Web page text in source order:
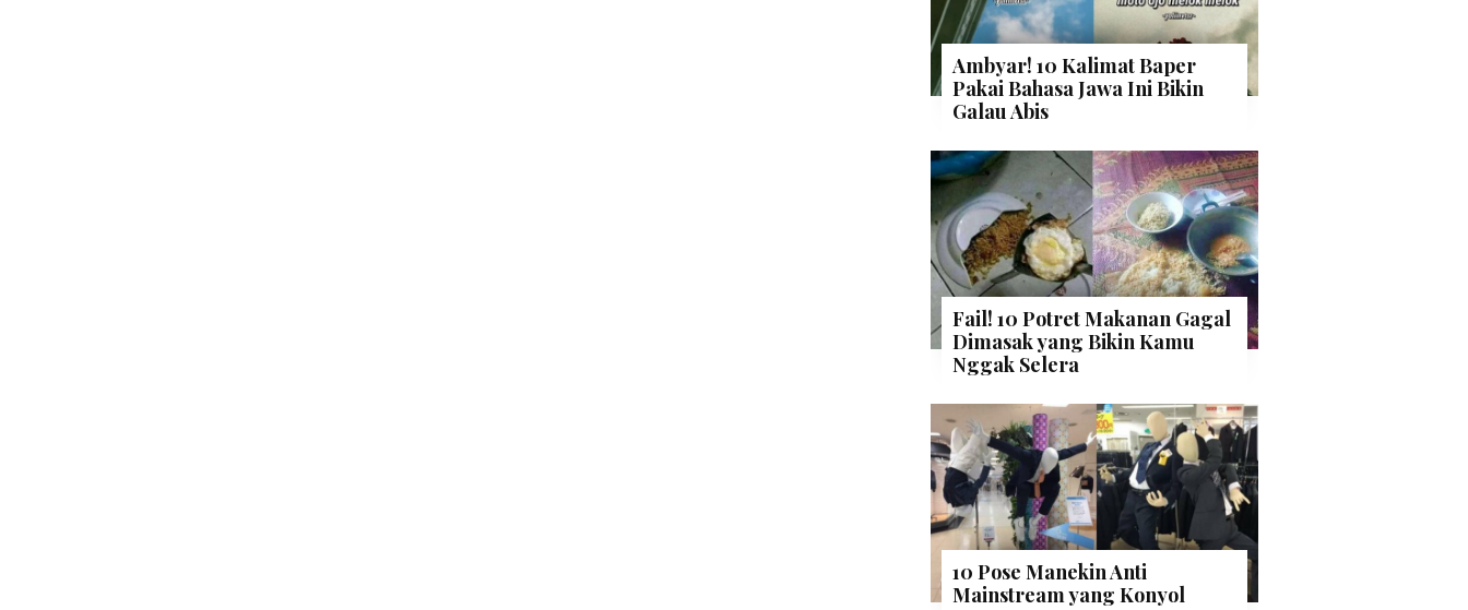
Ambyar! 10 Kalimat Baper
Pakai Bahasa Jawa Ini Bikin
Galau Abis
Fail! 10 Potret Makanan Gagal
Dimasak yang Bikin Kamu
Nggak Selera
10 Pose Manekin Anti
Mainstream yang Konyol